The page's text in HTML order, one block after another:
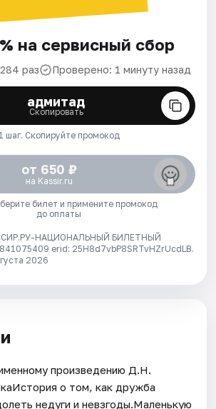
на сервисный сбор
раз Проверено: 1 минуту назад
адмитад
Скопировать
шаг. Скопируйте промокод
от 650 ₽
на Kassir.ru
билет и примените промокод
до оплаты
НАЦИОНАЛЬНЫЙ БИЛЕТНЫЙ
erid: 25H8d7vbP8SRTvHZrUcdLB.
2026
произведению Д.Н.
о том, как дружба
недуги и невзгоды.Маленькую